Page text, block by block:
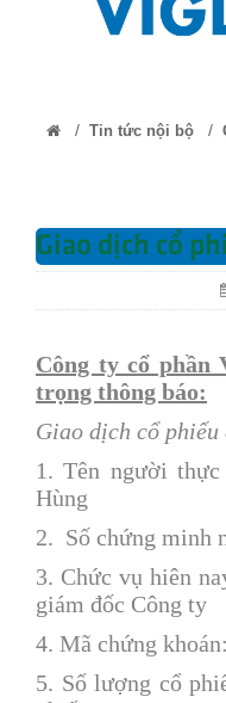
/ Tin tức nội bộ/
Giao dịch cổ
Công ty cổ phần
trọng thông báo:
Giao dịch cổ
1. Tên người
Hùng
2. Số chứng minh
3. Chức vụ hiên
giám đốc Công ty
4. Mã chứng
5. Số lượng cổ